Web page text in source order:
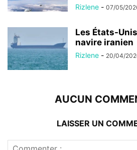
Rizlene - 07/05/
Les États-
navire iranien
Rizlene - 20/04/
AUCUN
LAISSER UN